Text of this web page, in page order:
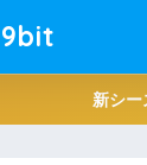
新シー